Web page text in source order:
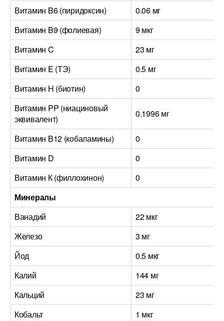
Витамин B6 (пиридоксин)
0.06 мг
Витамин B9 (фолиевая)
9 мкг
Витамин C
23 мг
Витамин E (ТЭ)
0.5 мг
Витамин H (биотин)
0
Витамин PP (ниациновый
эквивалент)
0.1996 мг
Витамин B12 (кобаламины)
0
Витамин D
0
Витамин К (филлохинон)
0
Минералы
Ванадий
22 мкг
Железо
3 мг
Йод
0.5 мкг
Калий
144 мг
Кальций
23 мг
Кобальт
1 мкг